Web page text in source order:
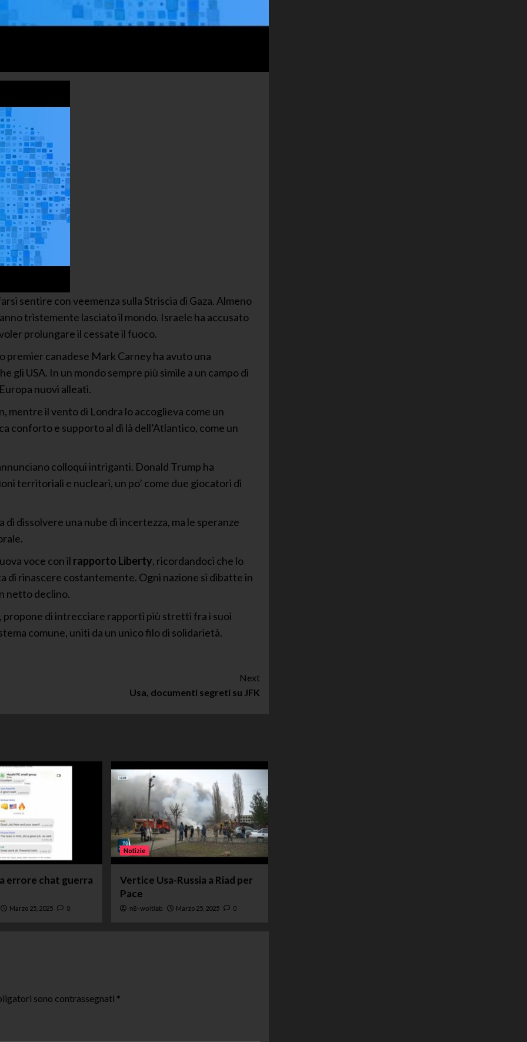
sentire con veemenza sulla Striscia di Gaza. Almeno
tristemente lasciato il mondo. Israele ha accusato
prolungare il cessate il fuoco.
premier canadese Mark Carney ha avuto una
gli USA. In un mondo sempre più simile a un campo di
nuovi alleati.
mentre il vento di Londra lo accoglieva come un
conforto e supporto al di là dell’Atlantico, come un
colloqui intriganti. Donald Trump ha
territoriali e nucleari, un po’ come due giocatori di
di dissolvere una nube di incertezza, ma le speranze
voce con il rapporto Liberty, ricordandoci che lo
di rinascere costantemente. Ogni nazione si dibatte in
netto declino.
propone di intrecciare rapporti più stretti fra i suoi
comune, uniti da un unico filo di solidarietà.
Next
Usa, documenti segreti su JFK
errore chat guerra
Marzo 25, 2025 0
Notizie
Vertice Usa-Russia a Riad per
Pace
n8-woltlab Marzo 25, 2025 0
sono contrassegnati *